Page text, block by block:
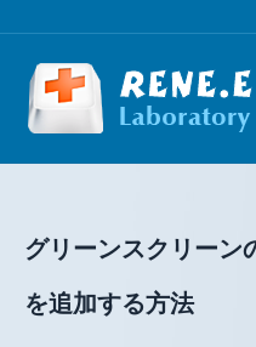
グリーンスクリーン
を追加する方法